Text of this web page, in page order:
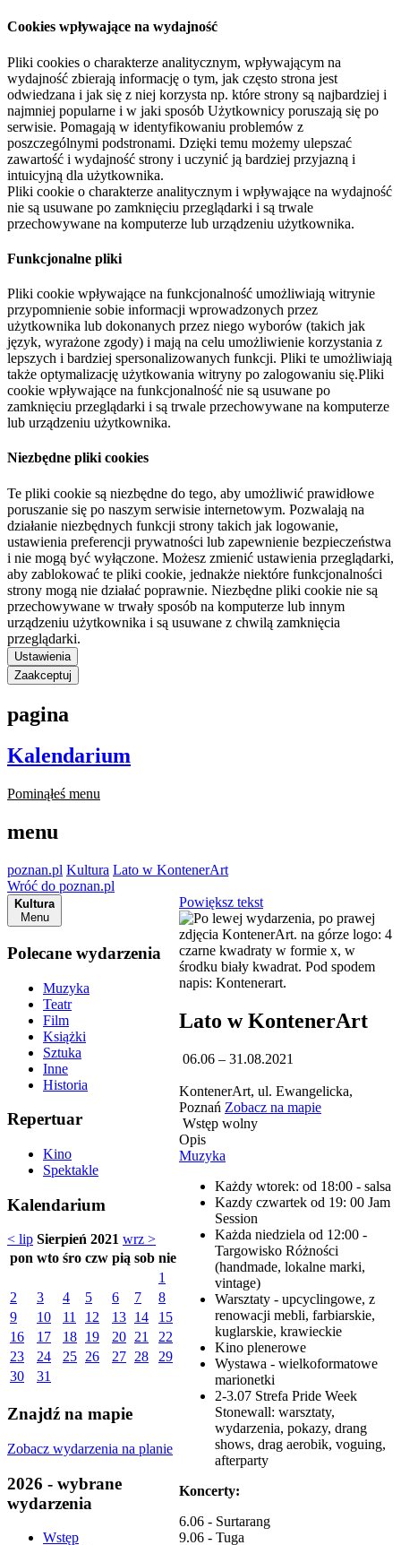
Cookies wpływające na wydajność
Pliki cookies o charakterze analitycznym, wpływającym na
wydajność zbierają informację o tym, jak często strona jest
odwiedzana i jak się z niej korzysta np. które strony są najbardziej i
najmniej popularne i w jaki sposób Użytkownicy poruszają się po
serwisie. Pomagają w identyfikowaniu problemów z
poszczególnymi podstronami. Dzięki temu możemy ulepszać
zawartość i wydajność strony i uczynić ją bardziej przyjazną i
intuicyjną dla użytkownika.
Pliki cookie o charakterze analitycznym i wpływające na wydajność
nie są usuwane po zamknięciu przeglądarki i są trwale
przechowywane na komputerze lub urządzeniu użytkownika.
Funkcjonalne pliki
Pliki cookie wpływające na funkcjonalność umożliwiają witrynie
przypomnienie sobie informacji wprowadzonych przez
użytkownika lub dokonanych przez niego wyborów (takich jak
język, wyrażone zgody) i mają na celu umożliwienie korzystania z
lepszych i bardziej spersonalizowanych funkcji. Pliki te umożliwiają
także optymalizację użytkowania witryny po zalogowaniu się.Pliki
cookie wpływające na funkcjonalność nie są usuwane po
zamknięciu przeglądarki i są trwale przechowywane na komputerze
lub urządzeniu użytkownika.
Niezbędne pliki cookies
Te pliki cookie są niezbędne do tego, aby umożliwić prawidłowe
poruszanie się po naszym serwisie internetowym. Pozwalają na
działanie niezbędnych funkcji strony takich jak logowanie,
ustawienia preferencji prywatności lub zapewnienie bezpieczeństwa
i nie mogą być wyłączone. Możesz zmienić ustawienia przeglądarki,
aby zablokować te pliki cookie, jednakże niektóre funkcjonalności
strony mogą nie działać poprawnie. Niezbędne pliki cookie nie są
przechowywane w trwały sposób na komputerze lub innym
urządzeniu użytkownika i są usuwane z chwilą zamknięcia
przeglądarki.
Ustawienia
Zaakceptuj
pagina
Kalendarium
Pominąłeś menu
menu
poznan.pl Kultura Lato w KontenerArt
Wróć do poznan.pl
Kultura
Menu
Polecane wydarzenia
Muzyka
Teatr
Film
Książki
Sztuka
Inne
Historia
Repertuar
Kino
Spektakle
Kalendarium
< lip Sierpień 2021 wrz >
pon wto śro czw pią sob nie
1
2
3 4 5 6 7
8
9
10 11 12 13 14
15
16
17 18 19 20 21
22
23
24 25 26 27 28
29
30
31
Znajdź na mapie
Zobacz wydarzenia na planie
2026 - wybrane
wydarzenia
Wstęp
Powiększ tekst
Lato w KontenerArt
06.06 – 31.08.2021
KontenerArt, ul. Ewangelicka,
Poznań Zobacz na mapie
Wstęp wolny
Opis
Muzyka
Każdy wtorek: od 18:00 - salsa
Kazdy czwartek od 19: 00 Jam
Session
Każda niedziela od 12:00 -
Targowisko Różności
(handmade, lokalne marki,
vintage)
Warsztaty - upcyclingowe, z
renowacji mebli, farbiarskie,
kuglarskie, krawieckie
Kino plenerowe
Wystawa - wielkoformatowe
marionetki
2-3.07 Strefa Pride Week
Stonewall: warsztaty,
wydarzenia, pokazy, drang
shows, drag aerobik, voguing,
afterparty
Koncerty:
6.06 - Surtarang
9.06 - Tuga